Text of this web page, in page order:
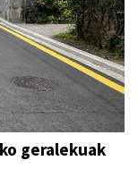
geralekuak